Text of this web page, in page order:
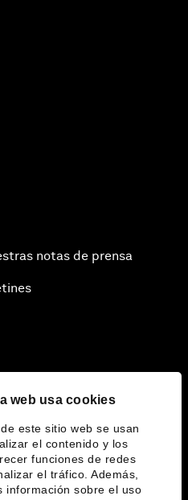
web usa cookies
este sitio web se usan
el contenido y los
funciones de redes
el tráfico. Además,
información sobre el uso
notas de prensa